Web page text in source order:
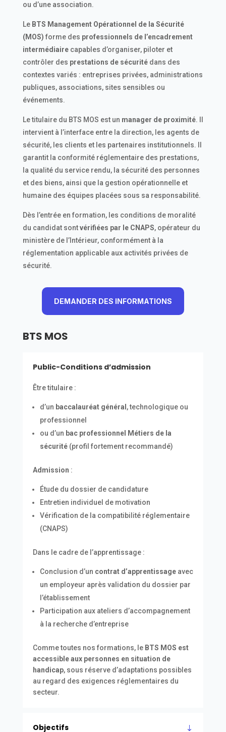
ou d’une association.
Le BTS Management Opérationnel de la Sécurité
(MOS) forme des professionnels de l’encadrement
intermédiairecapables d’organiser, piloter et
contrôler des prestations de sécuritédans des
contextes variés : entreprises privées, administrations
publiques, associations, sites sensibles ou
événements.
Le titulaire du BTS MOS est un manager de proximité. Il
intervient à l’interface entre la direction, les agents de
sécurité, les clients et les partenaires institutionnels. Il
garantit la conformité réglementaire des prestations,
la qualité du service rendu, la sécurité des personnes
et des biens, ainsi que la gestion opérationnelle et
humaine des équipes placées sous sa responsabilité.
Dès l’entrée en formation, les conditions de moralité
du candidat sontvérifiées par le CNAPS, opérateur du
ministère de l’Intérieur, conformément à la
réglementation applicable aux activités privées de
sécurité.
DEMANDER DES INFORMATIONS
BTS MOS
Public-Conditions d’admission
Être titulaire :
d’un baccalauréat général , technologique ou
professionnel
ou d’un bac professionnel Métiers de la
sécurité(profil fortement recommandé)
Admission :
Étude du dossier de candidature
Entretien individuel de motivation
Vérification de la compatibilité réglementaire
(CNAPS)
Dans le cadre de l’apprentissage :
Conclusion d’un contrat d’apprentissageavec
un employeur après validation du dossier par
l’établissement
Participation aux ateliers d’accompagnement
à la recherche d’entreprise
Comme toutes nos formations, le BTS MOS est
accessible aux personnes en situation de
handicap, sous réserve d’adaptations possibles
au regard des exigences réglementaires du
secteur.
Objectifs